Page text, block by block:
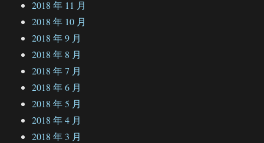
2018 年 11 月
2018 年 10 月
2018 年 9 月
2018 年 8 月
2018 年 7 月
2018 年 6 月
2018 年 5 月
2018 年 4 月
2018 年 3 月